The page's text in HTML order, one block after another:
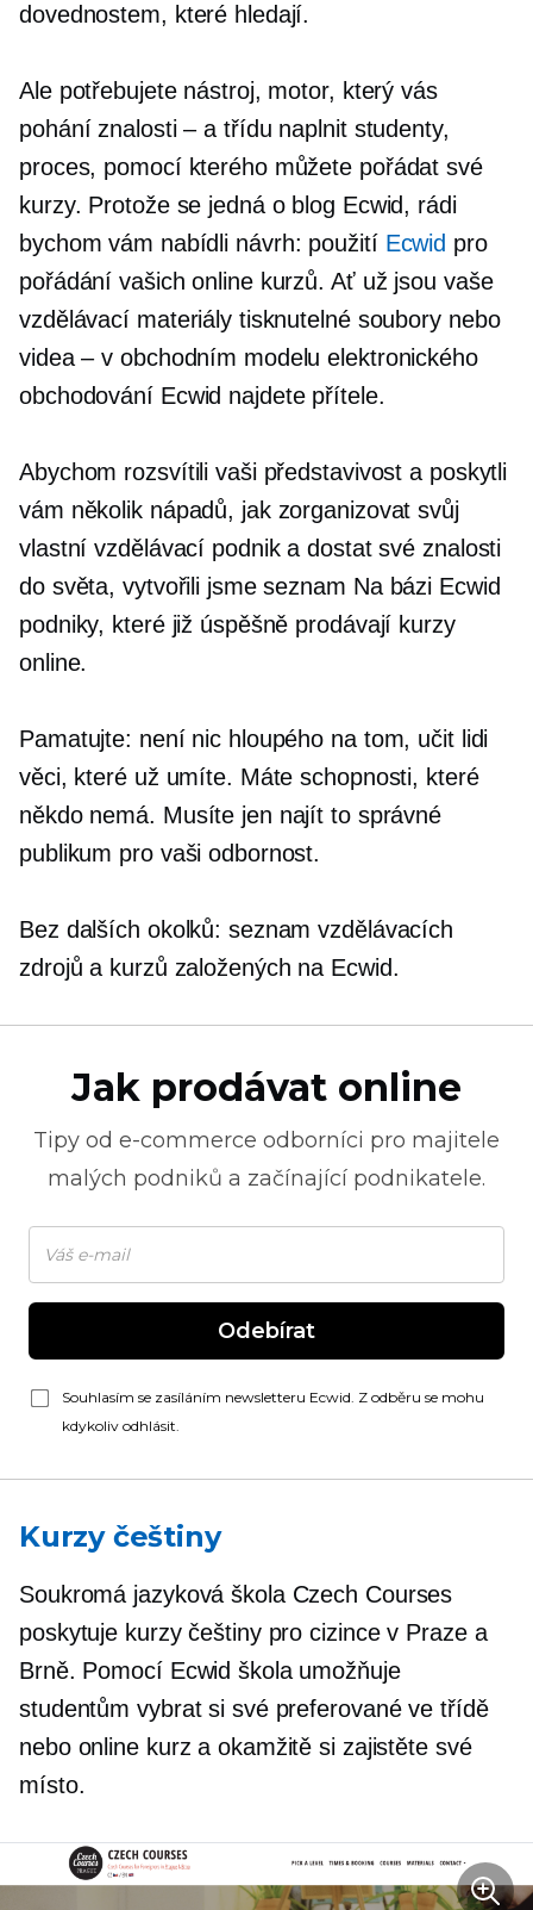
dovednostem, které hledají.
Ale potřebujete nástroj, motor, který vás
pohání znalosti – a třídu naplnit studenty,
proces, pomocí kterého můžete pořádat své
kurzy. Protože se jedná o blog Ecwid, rádi
bychom vám nabídli návrh: použití Ecwid pro
pořádání vašich online kurzů. Ať už jsou vaše
vzdělávací materiály tisknutelné soubory nebo
videa – v obchodním modelu elektronického
obchodování Ecwid najdete přítele.
Abychom rozsvítili vaši představivost a poskytli
vám několik nápadů, jak zorganizovat svůj
vlastní vzdělávací podnik a dostat své znalosti
do světa, vytvořili jsme seznam Na bázi Ecwid
podniky, které již úspěšně prodávají kurzy
online.
Pamatujte: není nic hloupého na tom, učit lidi
věci, které už umíte. Máte schopnosti, které
někdo nemá. Musíte jen najít to správné
publikum pro vaši odbornost.
Bez dalších okolků: seznam vzdělávacích
zdrojů a kurzů založených na Ecwid.
Jak prodávat online
Tipy od e-commerce odborníci pro majitele
malých podniků a začínající podnikatele.
Odebírat
Souhlasím se zasíláním newsletteru Ecwid. Z odběru se mohu
kdykoliv odhlásit.
Kurzy češtiny
Soukromá jazyková škola Czech Courses
poskytuje kurzy češtiny pro cizince v Praze a
Brně. Pomocí Ecwid škola umožňuje
studentům vybrat si své preferovanéve třídě
nebo online kurz a okamžitě si zajistěte své
místo.